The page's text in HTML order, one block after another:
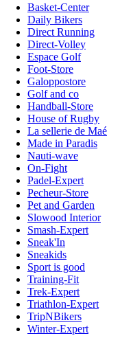
Basket-Center
Daily Bikers
Direct Running
Direct-Volley
Espace Golf
Foot-Store
Galoppostore
Golf and co
Handball-Store
House of Rugby
La sellerie de Maé
Made in Paradis
Nauti-wave
On-Fight
Padel-Expert
Pecheur-Store
Pet and Garden
Slowood Interior
Smash-Expert
Sneak'In
Sneakids
Sport is good
Training-Fit
Trek-Expert
Triathlon-Expert
TripNBikers
Winter-Expert